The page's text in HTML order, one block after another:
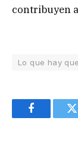
contribuyen
Lo que hay
Facebook